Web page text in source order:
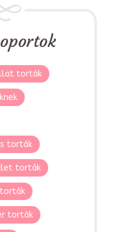
torták
torták
torták
torták